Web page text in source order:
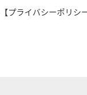
【プライバシーポリシ